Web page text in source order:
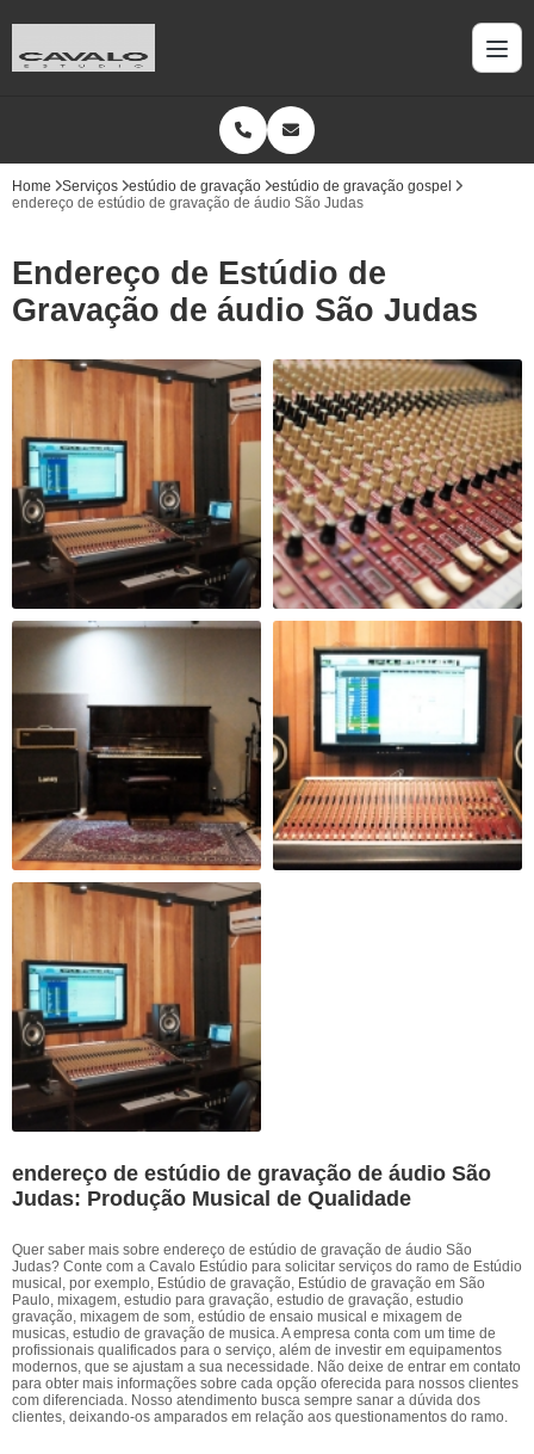
Home Serviços estúdio de gravação
estúdio de gravação gospel
endereço de estúdio de gravação de áudio São Judas
Endereço de Estúdio de
Gravação de áudio São Judas
endereço de estúdio de gravação de áudio São
Judas: Produção Musical de Qualidade
Quer saber mais sobre endereço de estúdio de gravação de áudio São
Judas? Conte com a Cavalo Estúdio para solicitar serviços do ramo de Estúdio
musical, por exemplo, Estúdio de gravação, Estúdio de gravação em São
Paulo, mixagem, estudio para gravação, estudio de gravação, estudio
gravação, mixagem de som, estúdio de ensaio musical e mixagem de
musicas, estudio de gravação de musica. A empresa conta com um time de
profissionais qualificados para o serviço, além de investir em equipamentos
modernos, que se ajustam a sua necessidade. Não deixe de entrar em contato
para obter mais informações sobre cada opção oferecida para nossos clientes
com diferenciada. Nosso atendimento busca sempre sanar a dúvida dos
clientes, deixando-os amparados em relação aos questionamentos do ramo.